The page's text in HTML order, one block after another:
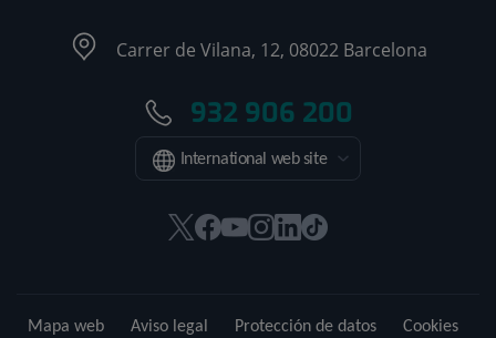
Carrer de Vilana, 12, 08022 Barcelona
932 906 200
International web site
EsteEsteEsteEsteEsteEnlace
Mapa web Aviso legal Protección de datos Cookies